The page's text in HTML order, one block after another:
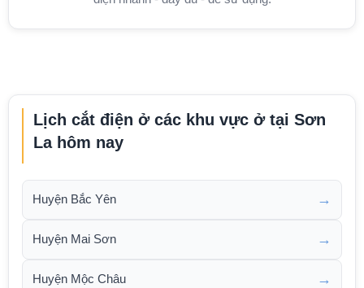
Lịch cắt điện ở các khu vực ở tại Sơn
La hôm nay
Huyện Bắc Yên →
Huyện Mai Sơn →
Huyện Mộc Châu →